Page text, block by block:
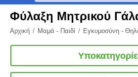
Φύλαξη Μητρικού
Αρχική / Μαμά - Παιδί / Εγκυμοσύνη -